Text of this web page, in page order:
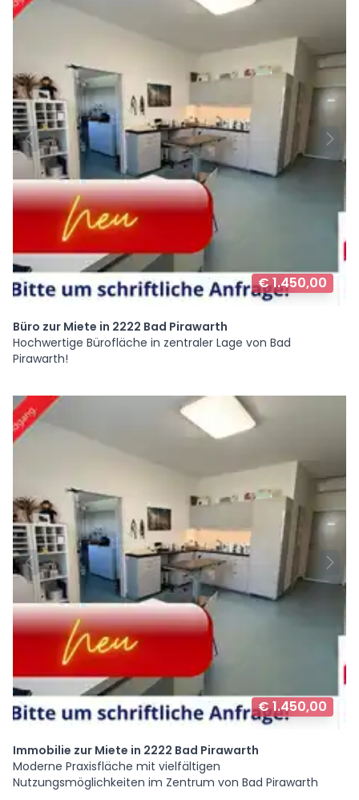
€ 1.450,00
Büro zur Miete in 2222 Bad Pirawarth
Hochwertige Bürofläche in zentraler Lage von Bad
Pirawarth!
€ 1.450,00
Immobilie zur Miete in 2222 Bad Pirawarth
Moderne Praxisfläche mit vielfältigen
Nutzungsmöglichkeiten im Zentrum von Bad Pirawarth